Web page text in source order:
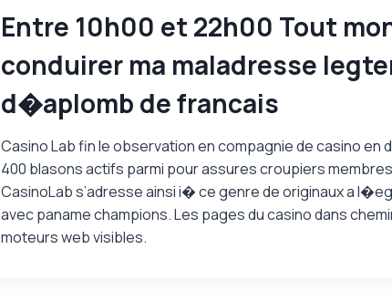
Entre 10h00 et 22h00 Tout
conduirer ma maladresse
d�aplomb de francais
Casino Lab fin le observation en compagnie de casino en
400 blasons actifs parmi pour assures croupiers
CasinoLab s’adresse ainsi i� ce genre de originaux a
avec paname champions. Les pages du casino dans
moteurs web visibles.